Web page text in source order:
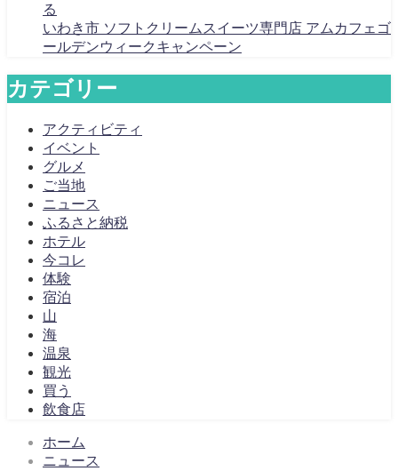
る
いわき市 ソフトクリームスイーツ専門店 アムカフェゴ
ールデンウィークキャンペーン
カテゴリー
アクティビティ
イベント
グルメ
ご当地
ニュース
ふるさと納税
ホテル
今コレ
体験
宿泊
山
海
温泉
観光
買う
飲食店
ホーム
ニュース